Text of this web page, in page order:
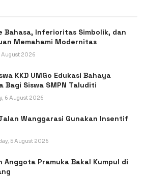
Bahasa, Inferioritas Simbolik, dan
Memahami Modernitas
August 2026
KKD UMGo Edukasi Bahaya
Bagi Siswa SMPN Taluditi
6 August 2026
Wanggarasi Gunakan Insentif
5 August 2026
Anggota Pramuka Bakal Kumpul di